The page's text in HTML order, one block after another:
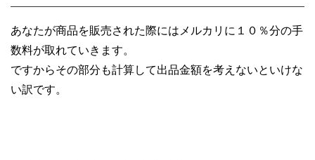
あなたが商品を販売された際にはメルカリに１０％分の手
数料が取れていきます。
ですからその部分も計算して出品金額を考えないといけな
い訳です。